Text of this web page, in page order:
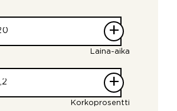
+
Laina-aika
+
Korkoprosentti